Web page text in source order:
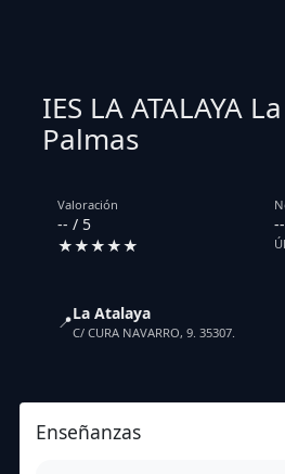
IES LA ATALAYA
Palmas
Valoración
-- / 5
★★★★★
--
📍La Atalaya
C/ CURA NAVARRO, 9. 35307.
Enseñanzas